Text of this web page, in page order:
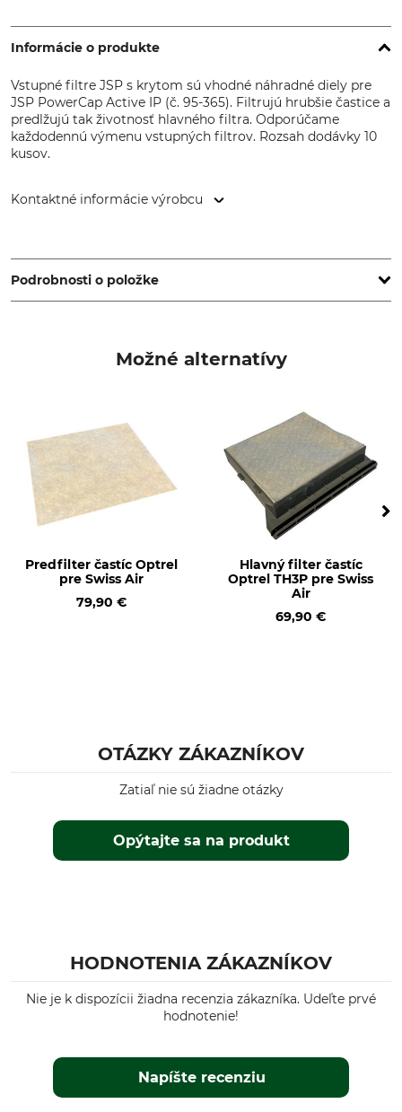
Informácie o produkte
Vstupné filtre JSP s krytom sú vhodné náhradné diely pre
JSP PowerCap Active IP (č. 95-365). Filtrujú hrubšie častice a
predlžujú tak životnosť hlavného filtra. Odporúčame
každodennú výmenu vstupných filtrov. Rozsah dodávky 10
kusov.
Kontaktné informácie výrobcu
Germany, www.jspsafety.com
Podrobnosti o položke
Možné alternatívy
Predfilter častíc Optrel
pre Swiss Air
79,90 €
Hlavný filter častíc
Optrel TH3P pre Swiss
Air
69,90 €
OTÁZKY ZÁKAZNÍKOV
Opýtajte sa na produkt
Zatiaľ nie sú žiadne otázky
HODNOTENIA ZÁKAZNÍKOV
Nie je k dispozícii žiadna recenzia zákazníka. Udeľte prvé
hodnotenie!
Napíšte recenziu